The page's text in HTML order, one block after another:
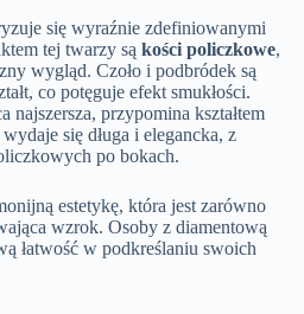
się wyraźnie zdefiniowanymi
tej twarzy są kości policzkowe,
wygląd. Czoło i podbródek są
co potęguje efekt smukłości.
najszersza, przypomina kształtem
się długa i elegancka, z
po bokach.
estetykę, która jest zarówno
wzrok. Osoby z diamentową
łatwość w podkreślaniu swoich